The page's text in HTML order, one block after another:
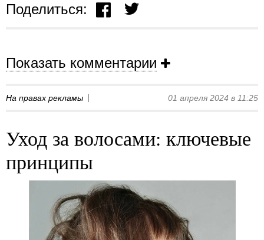
Поделиться:
Показать комментарии
На правах рекламы 01 апреля 2024 в 11:25
Уход за волосами: ключевые
принципы